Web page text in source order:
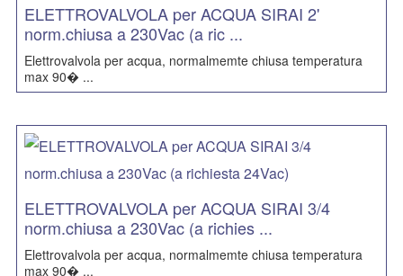
ELETTROVALVOLA per ACQUA SIRAI 2'
norm.chiusa a 230Vac (a ric ...
Elettrovalvola per acqua, normalmemte chiusa temperatura
max 90� ...
ELETTROVALVOLA per ACQUA SIRAI 3/4
norm.chiusa a 230Vac (a richies ...
Elettrovalvola per acqua, normalmemte chiusa temperatura
max 90� ...